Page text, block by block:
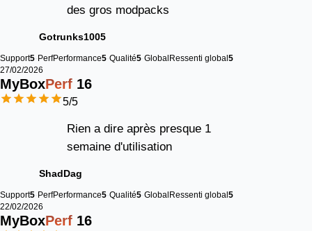
des gros modpacks
Gotrunks1005
Support5 PerfPerformance5 Qualité5 Global Ressenti global 5
27/02/2026
MyBoxPerf 16
5/5
Rien a dire après presque 1
semaine d'utilisation
ShadDag
Support5 PerfPerformance5 Qualité5 GlobalRessenti global5
22/02/2026
MyBoxPerf 16